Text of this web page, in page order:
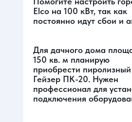
Elco на 100 кВт, так как
постоянно идут сбои и
Для дачного дома
150 кв. м планирую
приобрести пиролизный
Гейзер ПК-20. Нужен
профессионал для
подключения